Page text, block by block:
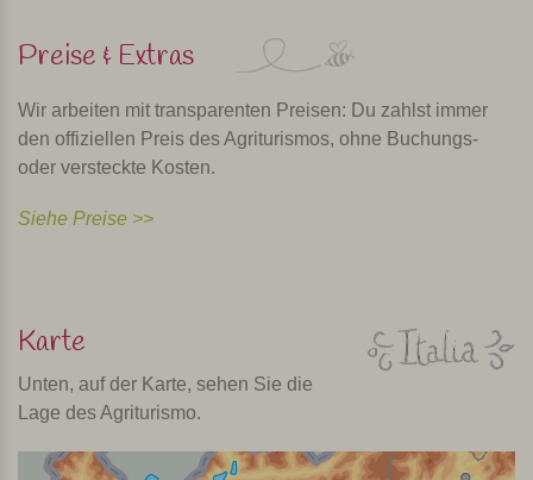
Preise & Extras
Wir arbeiten mit transparenten Preisen: Du zahlst immer
den offiziellen Preis des Agriturismos, ohne Buchungs-
oder versteckte Kosten.
Siehe Preise >>
Karte
Unten, auf der Karte, sehen Sie die
Lage des Agriturismo.